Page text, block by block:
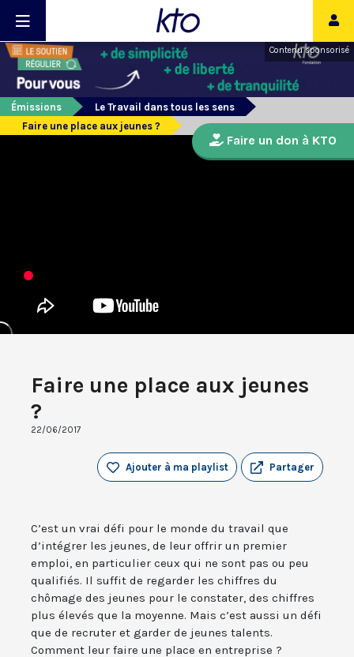
Contenu sponsorisé
Émissions
Le Travail dans tous les sens
Faire une place aux jeunes ?
Faire une place aux jeunes
?
22/06/2017
Partager
Ajouter à ma playlist
C’est un vrai défi pour le monde du travail que
d’intégrer les jeunes, de leur offrir un premier
emploi, en particulier ceux qui ne sont pas ou peu
qualifiés. Il suffit de regarder les chiffres du
chômage des jeunes pour le constater, des chiffres
plus élevés que la moyenne. Mais c’est aussi un défi
que de recruter et garder de jeunes talents.
Comment leur faire une place en entreprise ?
Faire un don à KTO